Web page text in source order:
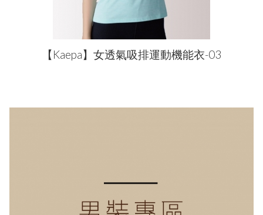
【Kaepa】女透氣吸排運動機能衣-03